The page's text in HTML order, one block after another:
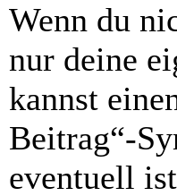
Wenn du
nur deine
kannst
Beitrag“-
eventuell